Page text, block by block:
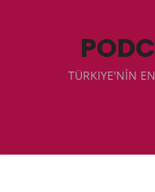
TÜRKIYE'NİN